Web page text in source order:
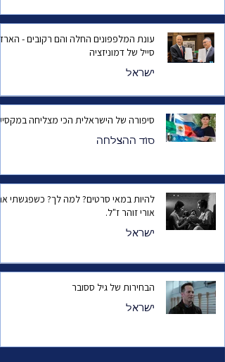
עונת המלפפונים החלה והם רקובים -
סייל של דמוניזציה
ישראל
סיפורה של הישראלית הכי מצליחה
סוד ההצלחה
להיות במאי סרטים? למה לך? כשפגשתי
אורי זוהר ז"ל.
ישראל
הבחירות של גיל ססובר
ישראל